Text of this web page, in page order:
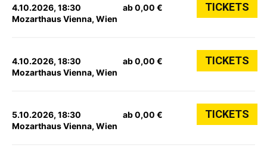
4.10.2026, 18:30
Mozarthaus Vienna, Wien
ab 0,00 € TICKETS
4.10.2026, 18:30
Mozarthaus Vienna, Wien
ab 0,00 € TICKETS
5.10.2026, 18:30
Mozarthaus Vienna, Wien
ab 0,00 € TICKETS